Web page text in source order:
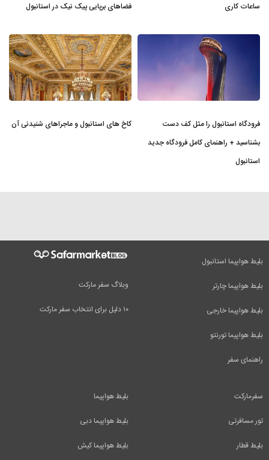
ساعات کاری
فضاهای برپایی پیک نیک در استانبول
فرودگاه استانبول را مثل کف دست
بشناسید + راهنمای کامل فرودگاه جدید
استانبول
کاخ های استانبول و ماجراهای شنیدنی آن
وبلاگ سفر مارکت
۱۰ دلیل برای انتخاب سفر مارکت
بلیط هواپیما استانبول
بلیط هواپیما چارتر
بلیط هواپیما خارجی
بلیط هواپیما تورنتو
راهنمای سفر
بلیط هواپیما
بلیط هواپیما دبی
بلیط هواپیما کیش
سفرمارکت
تور مسافرتی
بلیط قطار